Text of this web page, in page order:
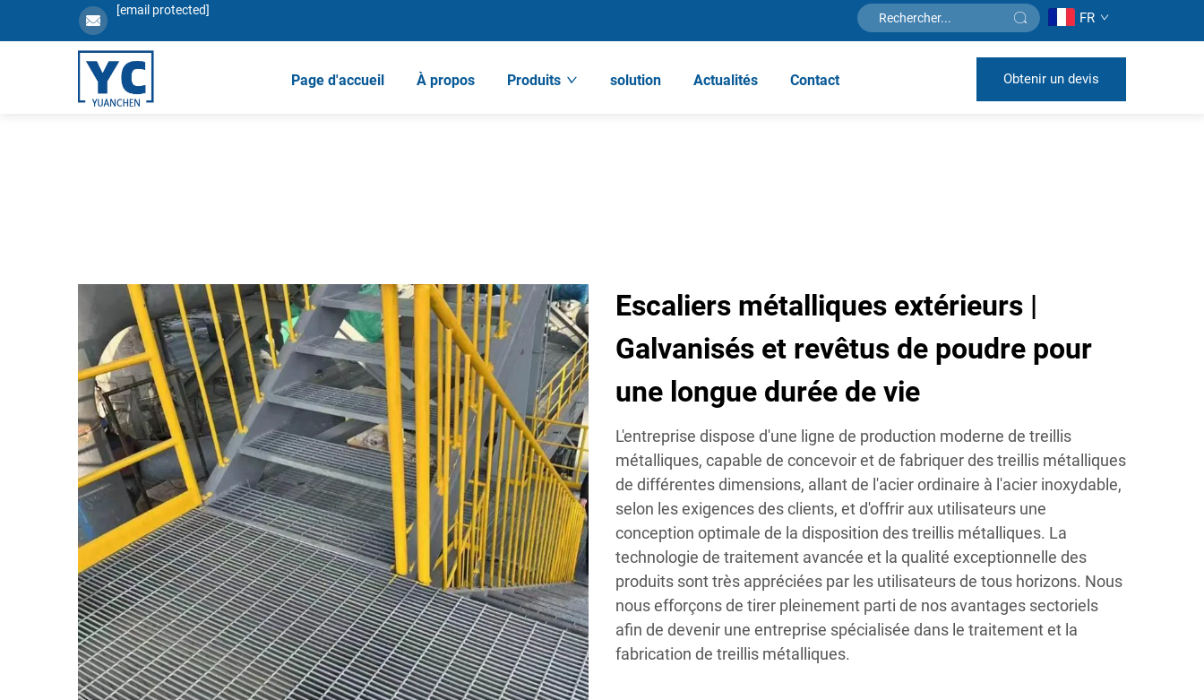
[email protected] FR
Page d'accueil À propos Produits solution Actualités Contact Obtenir un devis
Escaliers métalliques extérieurs |
Galvanisés et revêtus de poudre pour
une longue durée de vie
L'entreprise dispose d'une ligne de production moderne de treillis
métalliques, capable de concevoir et de fabriquer des treillis métalliques
de différentes dimensions, allant de l'acier ordinaire à l'acier inoxydable,
selon les exigences des clients, et d'offrir aux utilisateurs une
conception optimale de la disposition des treillis métalliques. La
technologie de traitement avancée et la qualité exceptionnelle des
produits sont très appréciées par les utilisateurs de tous horizons. Nous
nous efforçons de tirer pleinement parti de nos avantages sectoriels
afin de devenir une entreprise spécialisée dans le traitement et la
fabrication de treillis métalliques.